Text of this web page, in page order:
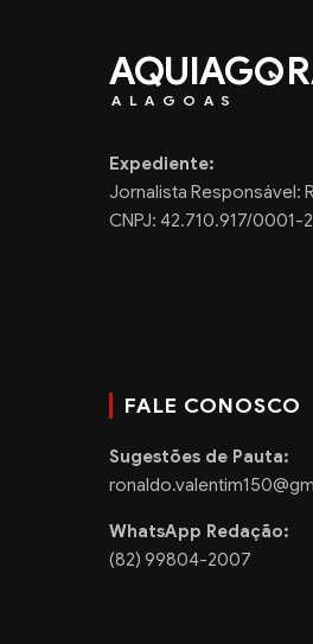
AQUIAG
ALAGOAS
Expediente:
Jornalista Responsável:
CNPJ: 42.710.917/0001-
FALE CONOSCO
Sugestões de Pauta:
WhatsApp Redação:
(82) 99804-2007